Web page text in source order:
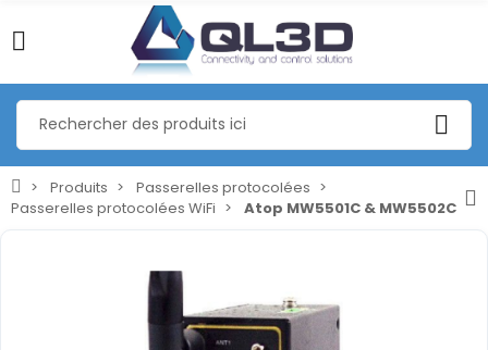
Produits
Passerelles protocolées
Passerelles protocolées WiFi
Atop MW5501C & MW5502C